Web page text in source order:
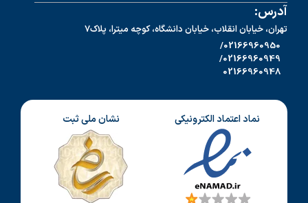
آدرس:
تهران، خیابان انقلاب، خیابان دانشگاه، کوچه میترا، پلاک7
02166960950/
02166960949/
02166960948
نماد اعتماد الکترونیکی نشان ملی ثبت